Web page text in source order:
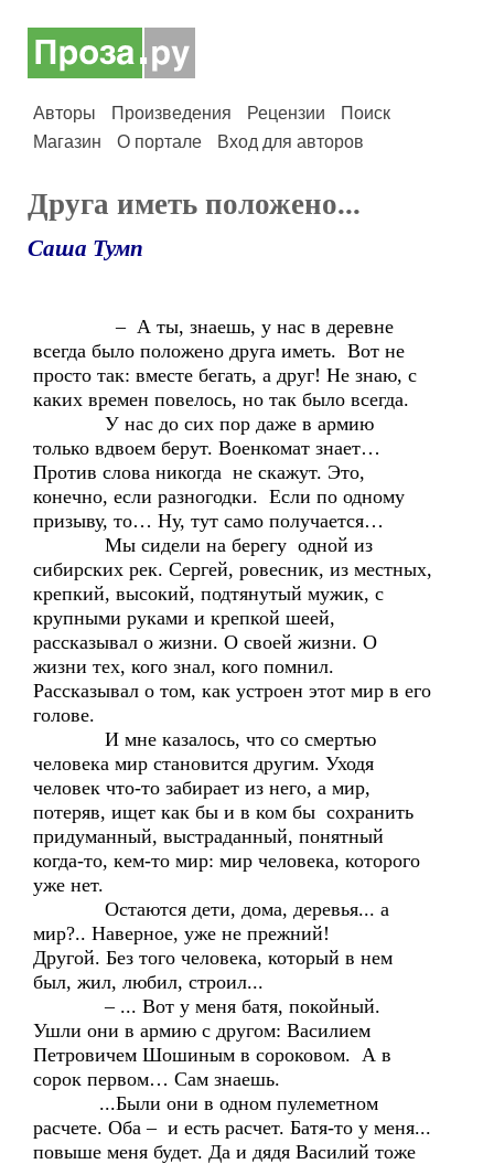
Авторы Произведения Рецензии
Поиск
Магазин
О портале Вход для авторов
Друга иметь положено...
Саша Тумп
– А ты, знаешь, у нас в деревне
всегда было положено друга иметь. Вот не
просто так: вместе бегать, а друг! Не знаю, с
каких времен повелось, но так было всегда.
У нас до сих пор даже в армию
только вдвоем берут. Военкомат знает…
Против слова никогда не скажут. Это,
конечно, если разногодки. Если по одному
призыву, то… Ну, тут само получается…
Мы сидели на берегу одной из
сибирских рек. Сергей, ровесник, из местных,
крепкий, высокий, подтянутый мужик, с
крупными руками и крепкой шеей,
рассказывал о жизни. О своей жизни. О
жизни тех, кого знал, кого помнил.
Рассказывал о том, как устроен этот мир в его
голове.
И мне казалось, что со смертью
человека мир становится другим. Уходя
человек что-то забирает из него, а мир,
потеряв, ищет как бы и в ком бы сохранить
придуманный, выстраданный, понятный
когда-то, кем-то мир: мир человека, которого
уже нет.
Остаются дети, дома, деревья... а
мир?.. Наверное, уже не прежний!
Другой. Без того человека, который в нем
был, жил, любил, строил...
– ... Вот у меня батя, покойный.
Ушли они в армию с другом: Василием
Петровичем Шошиным в сороковом. А в
сорок первом… Сам знаешь.
...Были они в одном пулеметном
расчете. Оба – и есть расчет. Батя-то у меня...
повыше меня будет. Да и дядя Василий тоже